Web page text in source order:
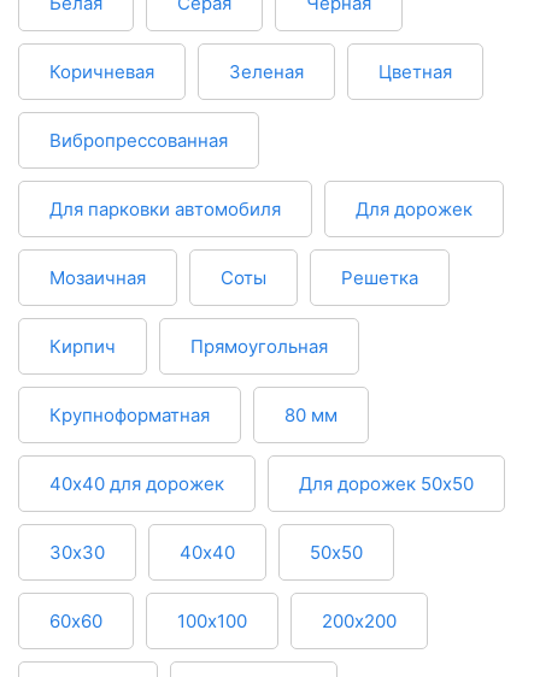
Коричневая Зеленая Цветная
Вибропрессованная
Для парковки автомобиля Для дорожек
Мозаичная Соты Решетка
Кирпич Прямоугольная
Крупноформатная 80 мм
40х40 для дорожек Для дорожек 50х50
30х30 40х40 50х50
60х60 100х100 200х200